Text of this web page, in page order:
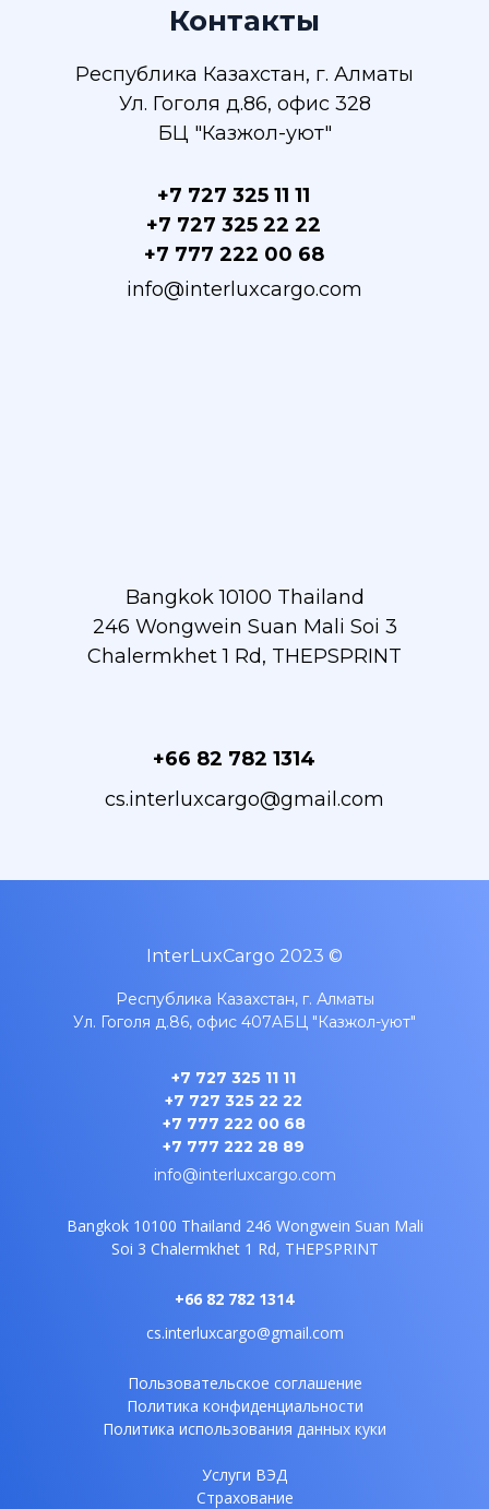
Контакты
Республика Казахстан, г. Алматы
Ул. Гоголя д.86, офис 328
БЦ "Казжол-уют"
+7 727 325 11 11
+7 727 325 22 22
+7 777 222 00 68
info@interluxcargo.com
Bangkok 10100 Thailand
246 Wongwein Suan Mali Soi 3
Chalermkhet 1 Rd, THEPSPRINT
+66 82 782 1314
cs.interluxcargo@gmail.com
InterLuxCargo 2023 ©
Республика Казахстан, г. Алматы
Ул. Гоголя д.86, офис 407AБЦ "Казжол-уют"
+7 727 325 11 11
+7 727 325 22 22
+7 777 222 00 68
+7 777 222 28 89
info@interluxcargo.com
Bangkok 10100 Thailand 246 Wongwein Suan Mali
Soi 3 Chalermkhet 1 Rd, THEPSPRINT
+66 82 782 1314
cs.interluxcargo@gmail.com
Пользовательское соглашение
Политика конфиденциальности
Политика использования данных куки
Услуги ВЭД
Страхование